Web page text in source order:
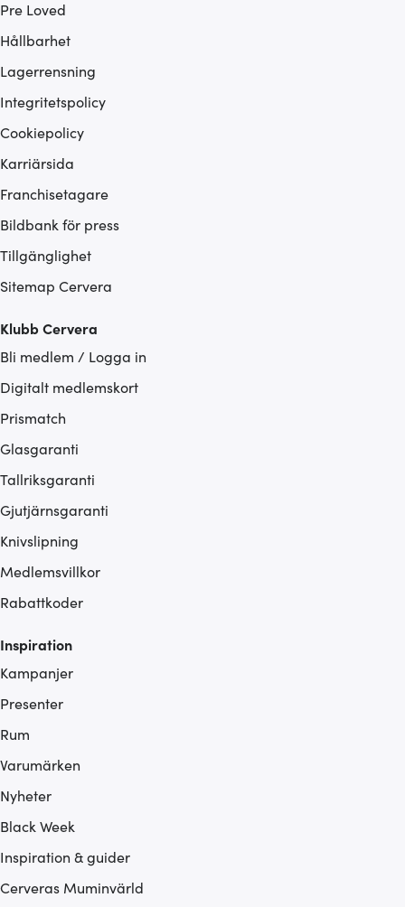
Pre Loved
Hållbarhet
Lagerrensning
Integritetspolicy
Cookiepolicy
Karriärsida
Franchisetagare
Bildbank för press
Tillgänglighet
Sitemap Cervera
Klubb Cervera
Bli medlem / Logga in
Digitalt medlemskort
Prismatch
Glasgaranti
Tallriksgaranti
Gjutjärnsgaranti
Knivslipning
Medlemsvillkor
Rabattkoder
Inspiration
Kampanjer
Presenter
Rum
Varumärken
Nyheter
Black Week
Inspiration & guider
Cerveras Muminvärld